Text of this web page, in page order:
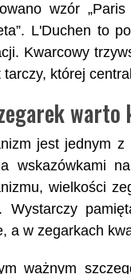
wzór
L'Duchen to
Kwarcowy
tarczy, której
warto
jest jednym z
wskazówkami
wielkości
Wystarczy
a w zegarkach
ważnym